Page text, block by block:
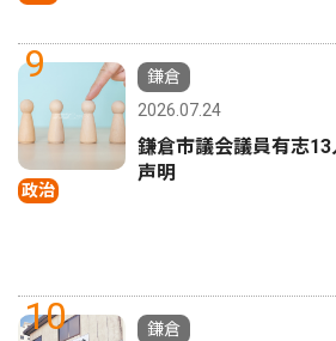
9
政治
鎌倉
2026.07.24
鎌倉市議会議員有志
声明
10
鎌倉